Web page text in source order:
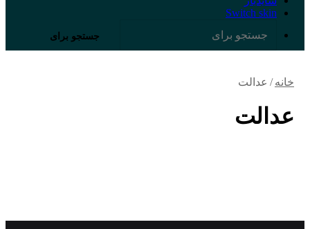
Switch skin
جستجو برای
خانه / عدالت
عدالت